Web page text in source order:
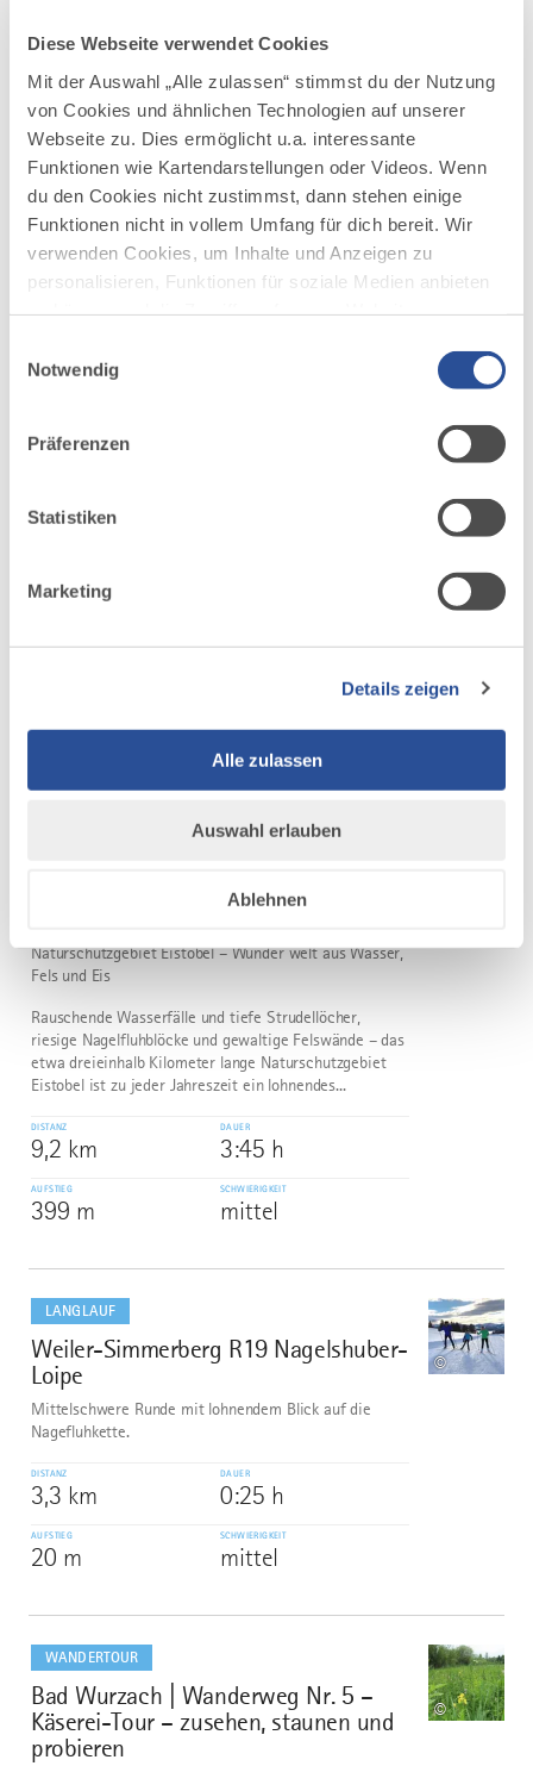
Diese Webseite verwendet Cookies
Mit der Auswahl „Alle zulassen“ stimmst du der Nutzung
von Cookies und ähnlichen Technologien auf unserer
Webseite zu. Dies ermöglicht u.a. interessante
Funktionen wie Kartendarstellungen oder Videos. Wenn
du den Cookies nicht zustimmst, dann stehen einige
Funktionen nicht in vollem Umfang für dich bereit. Wir
verwenden Cookies, um Inhalte und Anzeigen zu
personalisieren, Funktionen für soziale Medien anbieten
deiner Verwendung unserer Website an unsere Partner
möglicherweise mit weiteren Daten zusammen, die du
Nutzung der Dienste gesammelt haben.
Notwendig
Präferenzen
Statistiken
Marketing
Details zeigen
Alle zulassen
Auswahl erlauben
Ablehnen
178 m mittel
RADTOUR
4
Rund um Edelsberg und Alpspitze
Eine schöne Rundtour zwischen Pfronten und
Nesselwang. Auf dieser MTB-Tour genießt ihr tolle
24,4 km
525 m
dazu
Altensteig
©
AUFSTIEG SCHWIERIGKEIT
mittel
dazu
Naturschutzgebiet Eistobel: Rundweg
Naturschutzgebiet Eistobel – Wunder welt aus Wasser,
Fels und Eis
Rauschende Wasserfälle und tiefe Strudellöcher,
riesige Nagelfluhblöcke und gewaltige Felswände – das
etwa dreieinhalb Kilometer lange Naturschutzgebiet
Eistobel ist zu jeder Jahreszeit ein lohnendes...
DISTANZ
9,2 km
DAUER
3:45 h
AUFSTIEG
399 m
SCHWIERIGKEIT
mittel
LANGLAUF
7
Weiler-Simmerberg R19 Nagelshuber-
Loipe
©
Mittelschwere Runde mit lohnendem Blick auf die
Nagefluhkette.
DISTANZ
3,3 km
DAUER
0:25 h
AUFSTIEG
20 m
SCHWIERIGKEIT
mittel
dazu
WANDERTOUR
8
Bad Wurzach | Wanderweg Nr. 5 –
Käserei-Tour – zusehen, staunen und
probieren
©
dazu